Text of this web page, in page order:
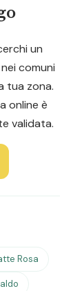
un
comuni
tua zona.
online è
validata.
Rosa